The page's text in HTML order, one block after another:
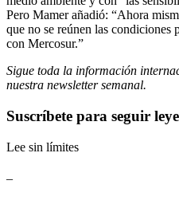
Pero Mamer añadió: “Ahora
que no se reúnen las condiciones
con Mercosur.”
Sigue toda la información
nuestra newsletter semanal.
Suscríbete para seguir
Lee sin límites